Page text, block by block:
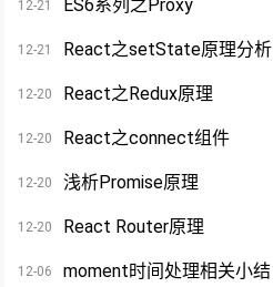
12-21 ES6系列之Proxy
12-21 React之setState原理分析
12-20 React之Redux原理
12-20 React之connect组件
12-20 浅析Promise原理
12-20 React Router原理
12-06 moment时间处理相关小结